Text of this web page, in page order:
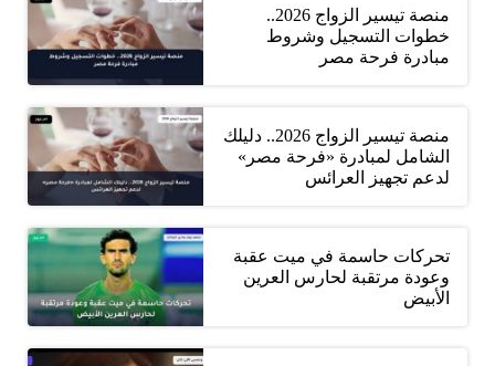
منصة تيسير الزواج 2026..
خطوات التسجيل وشروط
مبادرة فرحة مصر
منصة تيسير الزواج 2026.. دليلك
الشامل لمبادرة «فرحة مصر»
لدعم تجهيز العرائس
تحركات حاسمة في ميت عقبة
وعودة مرتقبة لحارس العرين
الأبيض